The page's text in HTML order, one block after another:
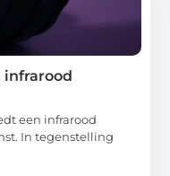
infrarood
een infrarood
In tegenstelling